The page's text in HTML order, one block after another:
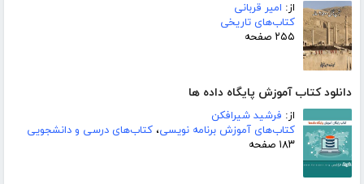
از: امیر قربانی
کتاب‌های تاریخی
۲۵۵ صفحه
دانلود کتاب آموزش پایگاه داده ها
از: فرشید شیرافکن
کتاب‌های آموزش برنامه نویسی، کتاب‌های درسی و دانشجویی
۱۸۳ صفحه